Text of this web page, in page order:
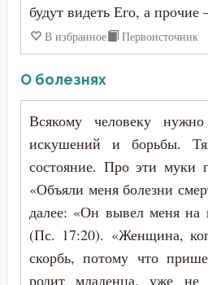
будут видеть Его, а прочие
В избранное Первоисточник
О болезнях
Всякому человеку
искушений и борьбы.
состояние. Про эти муки
«Объяли меня болезни
далее: «Он вывел меня на
(Пс. 17:20). «Женщина,
скорбь, потому что
родит младенца, уже не